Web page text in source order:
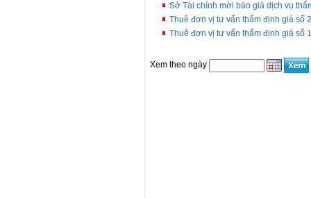
Sở Tài chính mời báo giá dịch vụ
Thuê đơn vị tư vấn thẩm định giá số
Thuê đơn vị tư vấn thẩm định giá số
Xem theo ngày